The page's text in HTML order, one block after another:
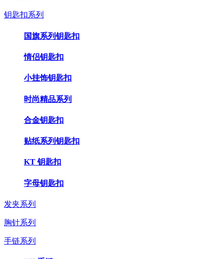
钥匙扣系列
国旗系列钥匙扣
情侣钥匙扣
小挂饰钥匙扣
时尚精品系列
合金钥匙扣
贴纸系列钥匙扣
KT 钥匙扣
字母钥匙扣
发夹系列
胸针系列
手链系列